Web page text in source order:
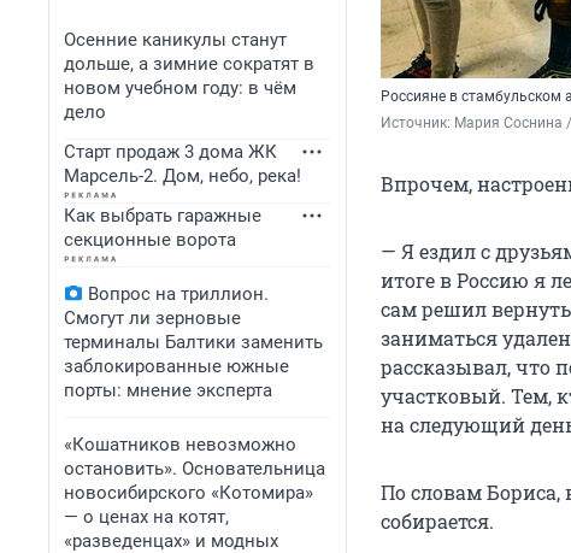
Осенние каникулы станут
дольше, а зимние сократят в
новом учебном году: в чём
дело
Старт продаж 3 дома ЖК
Марсель-2. Дом, небо, река!
Как выбрать гаражные
секционные ворота
Вопрос на триллион.
Смогут ли зерновые
терминалы Балтики заменить
заблокированные южные
порты: мнение эксперта
«Кошатников невозможно
остановить». Основательница
новосибирского «Котомира»
— о ценах на котят,
«разведенцах» и модных
Россияне в стамбульском
Источник: Мария Соснина /
Впрочем,
— Я ездил с
итоге в Россию я
сам решил
заниматься
рассказывал, что
участковый. Тем,
на следующий
По словам Бориса,
собирается.